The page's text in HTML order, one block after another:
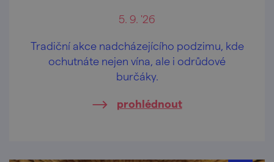
5. 9. '26
Tradiční akce nadcházejícího podzimu, kde
ochutnáte nejen vína, ale i odrůdové
burčáky.
prohlédnout